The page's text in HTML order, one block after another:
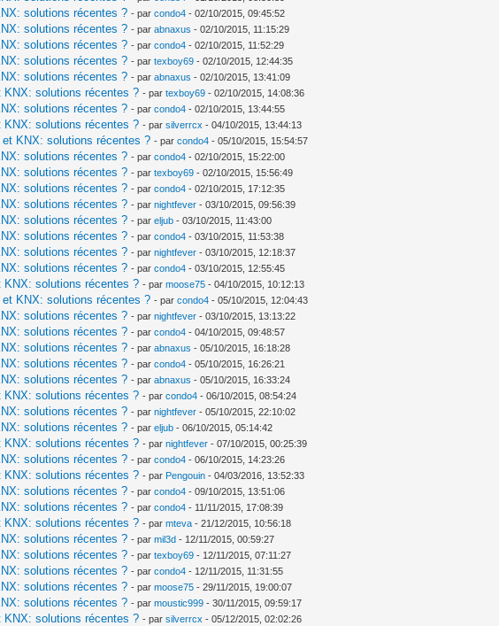
solutions récentes ? - parcondo4 - 02/10/2015, 09:45:52
solutions récentes ? - parabnaxus - 02/10/2015, 11:15:29
solutions récentes ? - parcondo4 - 02/10/2015, 11:52:29
solutions récentes ? - partexboy69 - 02/10/2015, 12:44:35
solutions récentes ? - parabnaxus - 02/10/2015, 13:41:09
KNX: solutions récentes ? - partexboy69 - 02/10/2015, 14:08:36
solutions récentes ? - parcondo4 - 02/10/2015, 13:44:55
KNX: solutions récentes ? - parsilverrcx - 04/10/2015, 13:44:13
KNX: solutions récentes ? - parcondo4 - 05/10/2015, 15:54:57
solutions récentes ? - parcondo4 - 02/10/2015, 15:22:00
solutions récentes ? - partexboy69 - 02/10/2015, 15:56:49
solutions récentes ? - parcondo4 - 02/10/2015, 17:12:35
solutions récentes ? - parnightfever - 03/10/2015, 09:56:39
solutions récentes ? - pareljub - 03/10/2015, 11:43:00
solutions récentes ? - parcondo4 - 03/10/2015, 11:53:38
solutions récentes ? - parnightfever - 03/10/2015, 12:18:37
solutions récentes ? - parcondo4 - 03/10/2015, 12:55:45
KNX: solutions récentes ? - parmoose75 - 04/10/2015, 10:12:13
KNX: solutions récentes ? - parcondo4 - 05/10/2015, 12:04:43
solutions récentes ? - parnightfever - 03/10/2015, 13:13:22
solutions récentes ? - parcondo4 - 04/10/2015, 09:48:57
solutions récentes ? - parabnaxus - 05/10/2015, 16:18:28
solutions récentes ? - parcondo4 - 05/10/2015, 16:26:21
solutions récentes ? - parabnaxus - 05/10/2015, 16:33:24
KNX: solutions récentes ? - parcondo4 - 06/10/2015, 08:54:24
solutions récentes ? - parnightfever - 05/10/2015, 22:10:02
solutions récentes ? - pareljub - 06/10/2015, 05:14:42
KNX: solutions récentes ? - parnightfever - 07/10/2015, 00:25:39
solutions récentes ? - parcondo4 - 06/10/2015, 14:23:26
KNX: solutions récentes ? - par Pengouin - 04/03/2016, 13:52:33
solutions récentes ? - parcondo4 - 09/10/2015, 13:51:06
solutions récentes ? - parcondo4 - 11/11/2015, 17:08:39
KNX: solutions récentes ? - parmteva - 21/12/2015, 10:56:18
solutions récentes ? - parmil3d - 12/11/2015, 00:59:27
solutions récentes ? - partexboy69 - 12/11/2015, 07:11:27
solutions récentes ? - parcondo4 - 12/11/2015, 11:31:55
solutions récentes ? - parmoose75 - 29/11/2015, 19:00:07
solutions récentes ? - parmoustic999 - 30/11/2015, 09:59:17
KNX: solutions récentes ? - parsilverrcx - 05/12/2015, 02:02:26